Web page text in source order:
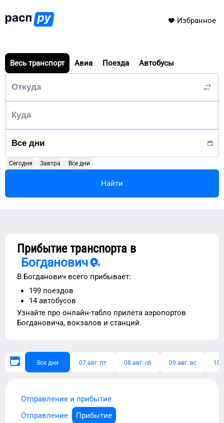
Избранное
Весь транспорт Авиа Поезда Автобусы
Сегодня Завтра Все дни
Найти
Прибытие транспорта в
Богданович
В Богданович всего прибывает:
199 поездов
14 автобусов
Узнайте про онлайн-табло прилета аэропортов
Богдановича, вокзалов и станций.
Все дни 07 авг. пт 08 авг. сб 09 авг. вс 10
Отправление и прибытие
Отправление
Прибытие